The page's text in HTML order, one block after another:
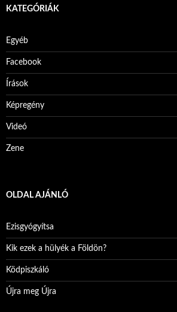
KATEGÓRIÁK
Egyéb
Facebook
Írások
Képregény
Videó
Zene
OLDAL AJÁNLÓ
Ezisgyógyítsa
Kik ezek a hülyék a Földön?
Ködpiszkáló
Újra meg Újra